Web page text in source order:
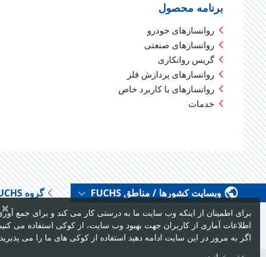
× برای اطمینان از اینکه وب سایت ما به درستی کار می کند و برای جمع
اطلاعات آماری از کاربران جهت بهبود وب سایت، از کوکی استفاده می
اگر به مرور در این سایت ادامه دهید استفاده از کوکی های ما را می
برنامه محصول
روانسازهای خودرو
روانسازهای صنعتی
گریس روانکاری
روانسازهای پردازش فلز
روانسازهای با کاربرد خاص
خدمات
وبسایت کشورها / مناطق FUCHS گروه FUCHS